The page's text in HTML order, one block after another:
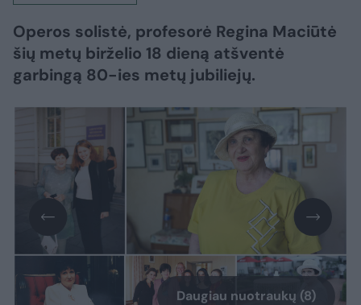
Operos solistė, profesorė Regina Maciūtė
šių metų birželio 18 dieną atšventė
garbingą 80-ies metų jubiliejų.
Daugiau nuotraukų (8)